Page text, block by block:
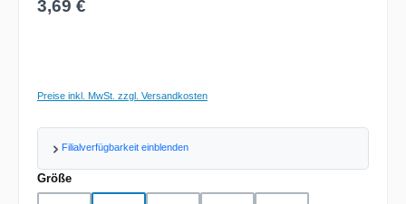
3,69 €
Preise inkl. MwSt. zzgl. Versandkosten
Filialverfügbarkeit einblenden
Größeauswählen